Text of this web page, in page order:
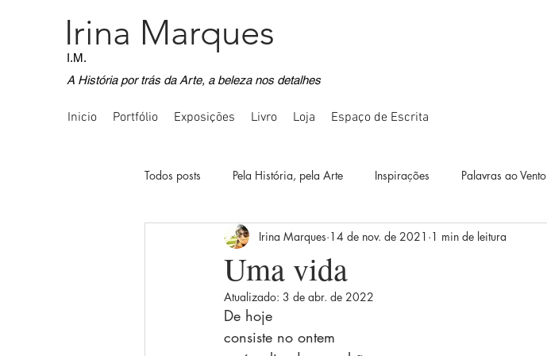
Irina Marques
I.M.
A História por trás da Arte, a beleza nos detalhes
Inicio Portfólio Exposições Livro Loja Espaço de Escrita
Todos posts Pela História, pela Arte Inspirações Palavras ao Vento
Voos Imaginativos Registos Fotográficos Textos Estudos
Comunicação Inquietante Quotidianos
Uma vida
Irina Marques 14 de nov. de 2021 1 min de leitura
Atualizado: 3 de abr. de 2022
De hoje
consiste no ontem